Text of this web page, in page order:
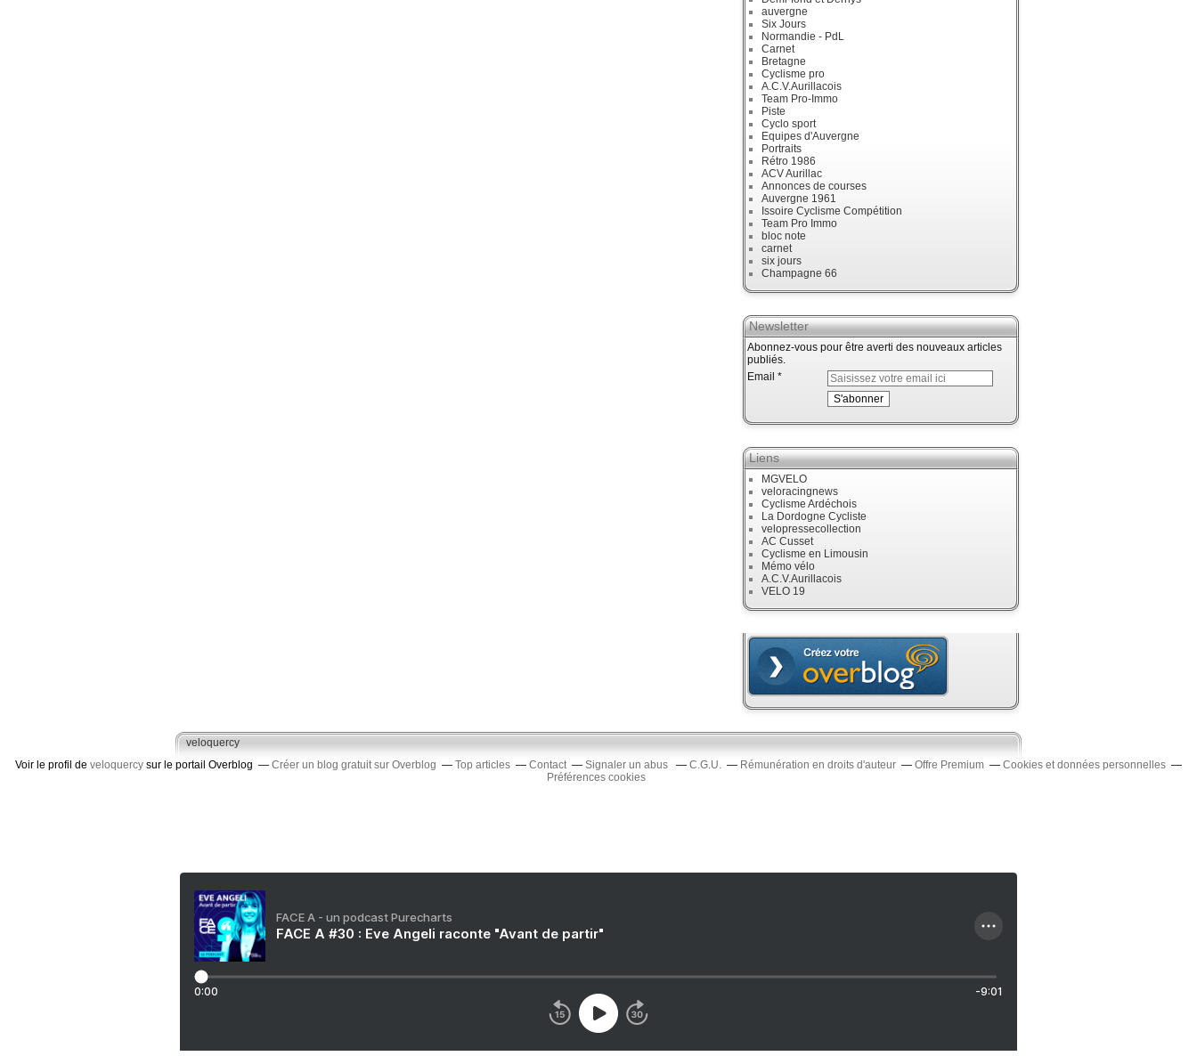
auvergne
Six Jours
Normandie - PdL
Carnet
Bretagne
Cyclisme pro
A.C.V.Aurillacois
Team Pro-Immo
Piste
Cyclo sport
Equipes d'Auvergne
Portraits
Rétro 1986
ACV Aurillac
Annonces de courses
Auvergne 1961
Issoire Cyclisme Compétition
Team Pro Immo
bloc note
carnet
six jours
Champagne 66
Newsletter
Abonnez-vous pour être averti des nouveaux articles
publiés.
Email
Liens
MGVELO
veloracingnews
Cyclisme Ardéchois
La Dordogne Cycliste
velopressecollection
AC Cusset
Cyclisme en Limousin
Mémo vélo
A.C.V.Aurillacois
VELO 19
veloquercy
Voir le profil de veloquercy sur le portail Overblog Créer un blog gratuit sur Overblog Top articles Contact Signaler un abus C.G.U. Rémunération en droits d'auteur Offre Premium
Cookies et données personnelles
Préférences cookies
FACE A - un podcast Purecharts
FACE A #30 : Eve Angeli raconte "Avant de partir"
0:00 -9:01